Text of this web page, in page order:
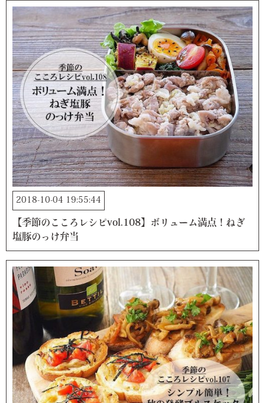
2018-10-04 19:55:44
【季節のこころレシピvol.108】ボリューム満点！ねぎ
塩豚のっけ弁当